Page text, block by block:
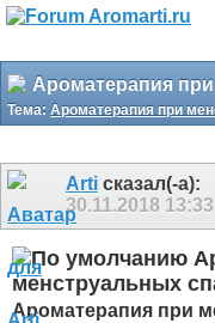
Ароматерапия
Тема: Ароматерапия при
Arti сказал(-а):
30.11.2018 13:33
менструальных
Ароматерапия при